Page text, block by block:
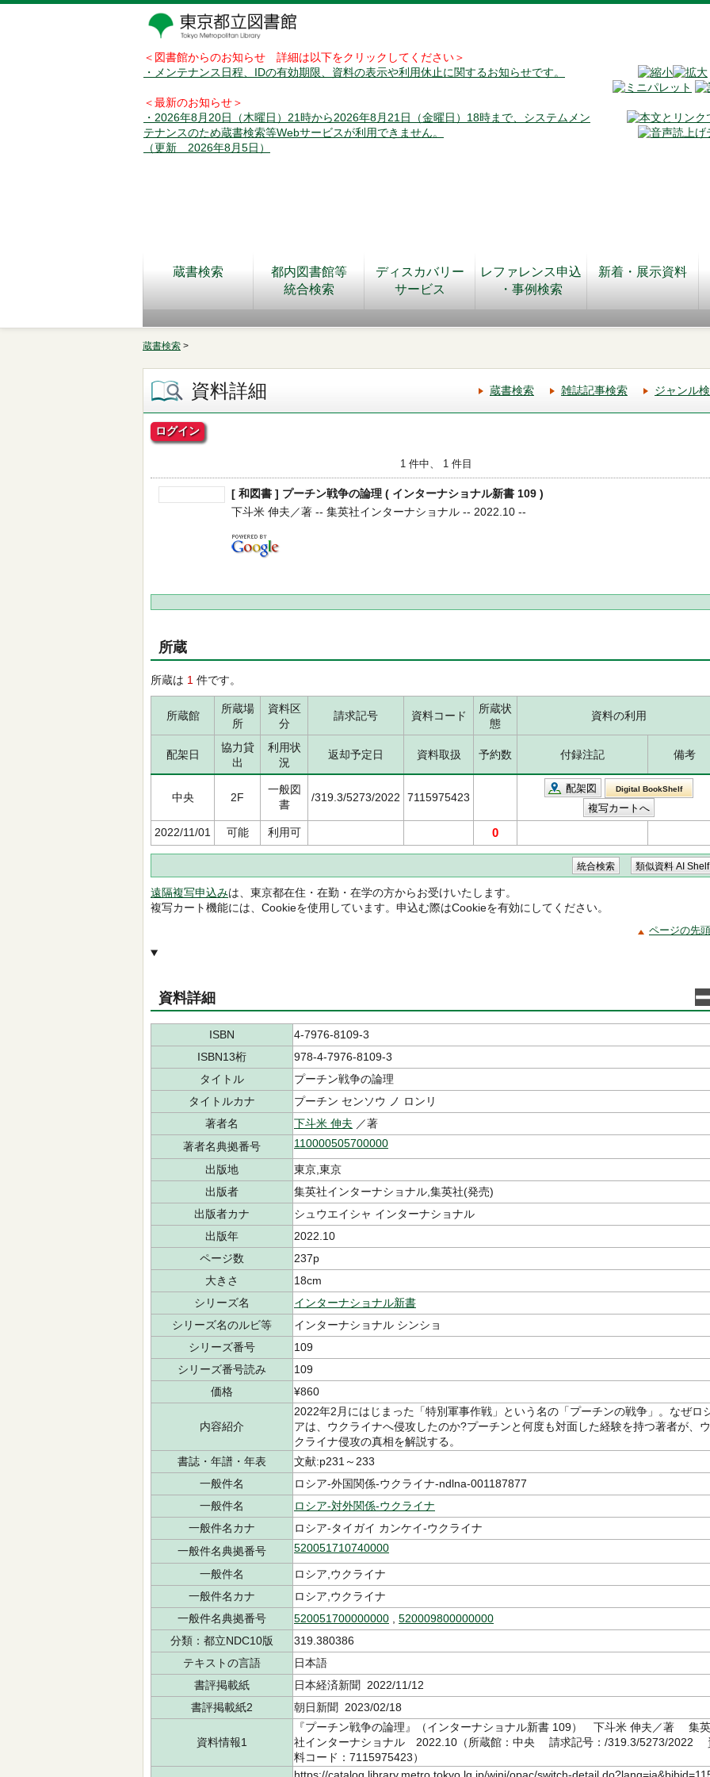
＜図書館からのお知らせ 詳細は以下をクリックしてください＞
・メンテナンス日程、IDの有効期限、資料の表示や利用休止に関するお知らせです。
＜最新のお知らせ＞
・2026年8月20日（木曜日）21時から2026年8月21日（金曜日）18時まで、システムメン
テナンスのため蔵書検索等Webサービスが利用できません。
（更新 2026年8月5日）
蔵書検索
都内図書館等
統合検索
ディスカバリー
サービス
レファレンス申込
・事例検索
新着・展示資料
蔵書検索 >
資料詳細 蔵書検索 雑誌記事検索 ジャンル
ログイン
1 件中、 1 件目
[ 和図書 ] プーチン戦争の論理 ( インターナショナル新書 109 )
下斗米 伸夫／著 -- 集英社インターナショナル -- 2022.10 --
所蔵
所蔵は 1 件です。
所蔵館
所蔵場
所
資料区
分
請求記号 資料コード
所蔵状
態
資料の利用
配架日
協力貸
出
利用状
況
返却予定日 資料取扱 予約数 付録注記 備考
中央 2F
一般図
書
/319.3/5273/2022 7115975423
配架図 Digital BookShelf
2022/11/01 可能 利用可 0
遠隔複写申込みは、東京都在住・在勤・在学の方からお受けいたします。
複写カート機能には、Cookieを使用しています。申込む際はCookieを有効にしてください。
ページの先
資料詳細
ISBN
4-7976-8109-3
ISBN13桁
978-4-7976-8109-3
タイトル
プーチン戦争の論理
タイトルカナ
プーチン センソウ ノ ロンリ
著者名
下斗米 伸夫 ／著
著者名典拠番号
110000505700000
出版地
東京,東京
出版者
集英社インターナショナル,集英社(発売)
出版者カナ
シュウエイシャ インターナショナル
出版年
2022.10
ページ数
237p
大きさ
18cm
シリーズ名
インターナショナル新書
シリーズ名のルビ等
インターナショナル シンショ
シリーズ番号
109
シリーズ番号読み
109
価格
¥860
内容紹介
2022年2月にはじまった「特別軍事作戦」という名の「プーチンの戦争」。なぜロ
アは、ウクライナへ侵攻したのか?プーチンと何度も対面した経験を持つ著者が、ウ
クライナ侵攻の真相を解説する。
書誌・年譜・年表
文献:p231～233
一般件名
ロシア-外国関係-ウクライナ-ndlna-001187877
一般件名
ロシア-対外関係-ウクライナ
一般件名カナ
ロシア-タイガイ カンケイ-ウクライナ
一般件名典拠番号
520051710740000
一般件名
ロシア,ウクライナ
一般件名カナ
ロシア,ウクライナ
一般件名典拠番号
520051700000000
520009800000000
分類：都立NDC10版
319.380386
テキストの言語
日本語
書評掲載紙
日本経済新聞 2022/11/12
書評掲載紙2
朝日新聞 2023/02/18
資料情報1
『プーチン戦争の論理』（インターナショナル新書 109） 下斗米 伸夫／著 集英
社インターナショナル 2022.10（所蔵館：中央 請求記号：/319.3/5273/2022
料コード：7115975423）